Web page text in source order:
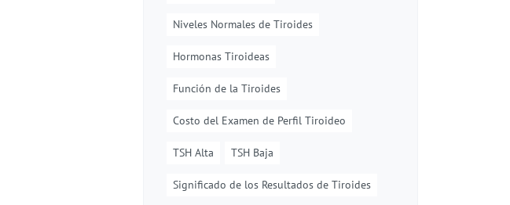
Niveles Normales de Tiroides
Hormonas Tiroideas
Función de la Tiroides
Costo del Examen de Perfil Tiroideo
TSH Alta TSH Baja
Significado de los Resultados de Tiroides